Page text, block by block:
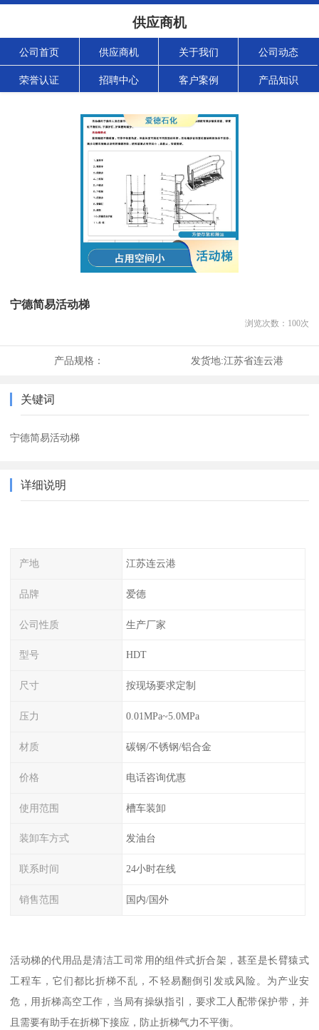
供应商机
公司首页 供应商机 关于我们 公司动态
荣誉认证 招聘中心 客户案例 产品知识
宁德简易活动梯
浏览次数： 100次
产品规格： 发货地:江苏省连云港
关键词
宁德简易活动梯
详细说明
产地 江苏连云港
品牌 爱德
公司性质 生产厂家
型号 HDT
尺寸 按现场要求定制
压力 0.01MPa~5.0MPa
材质 碳钢/不锈钢/铝合金
价格 电话咨询优惠
使用范围 槽车装卸
装卸车方式 发油台
联系时间 24小时在线
销售范围 国内/国外
活动梯的代用品是清洁工司常用的组件式折合架，甚至是长臂猿式
工程车，它们都比折梯不乱，不轻易翻倒引发或风险。为产业安
危，用折梯高空工作，当局有操纵指引，要求工人配带保护带，并
且需要有助手在折梯下接应，防止折梯气力不平衡。